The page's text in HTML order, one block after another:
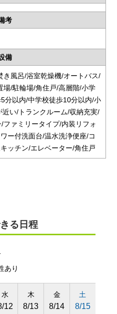
考
備
き風呂/浴室乾燥機/オートバス/
場/駐輪場/角住戸/高層階/小学
分以内/中学校徒歩10分以内/小
い/トランクルーム/収納充実/
ァミリータイプ/内装リフォ
ー付洗面台/温水洗浄便座/コ
ッチン/エレベーター/角住戸
る日程
あり
水
12
木
8/13
金
8/14
土
8/15